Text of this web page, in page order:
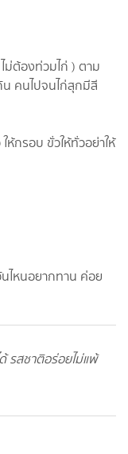
ม่ต้องท่วมไก่ ) ตาม
คนไปจนไก่สุกมีสี
ห้กรอบ ขั่วให้ทั่วอย่าให้
นไหนอยากทาน ค่อย
รสชาติอร่อยไม่แพ้